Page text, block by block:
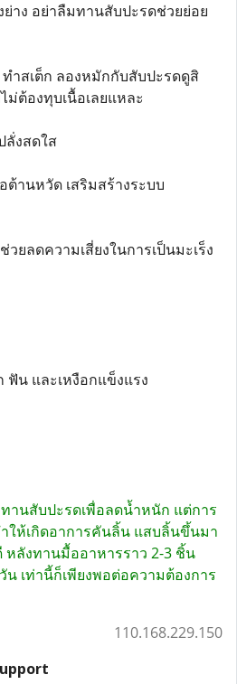
าง อย่าลืมทานสับปะรดช่วยย่อย
ำสเต็ก ลองหมักกับสับปะรดดูสิ
ม่ต้องทุบเนื้อเลยแหละ
ลั่งสดใส
านหวัด เสริมสร้างระบบ
ยลดความเสี่ยงในการเป็นมะเร็ง
น และเหงือกแข็งแรง
านสับปะรดเพื่อลดน้ำหนัก แต่การ
ให้เกิดอาการคันลิ้น แสบลิ้นขึ้นมา
ลังทานมื้ออาหารราว 2-3 ชิ้น
เท่านี้ก็เพียงพอต่อความต้องการ
110.168.229.150